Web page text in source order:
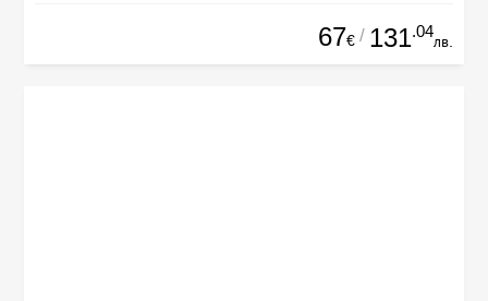
67€ / 131.04
лв.